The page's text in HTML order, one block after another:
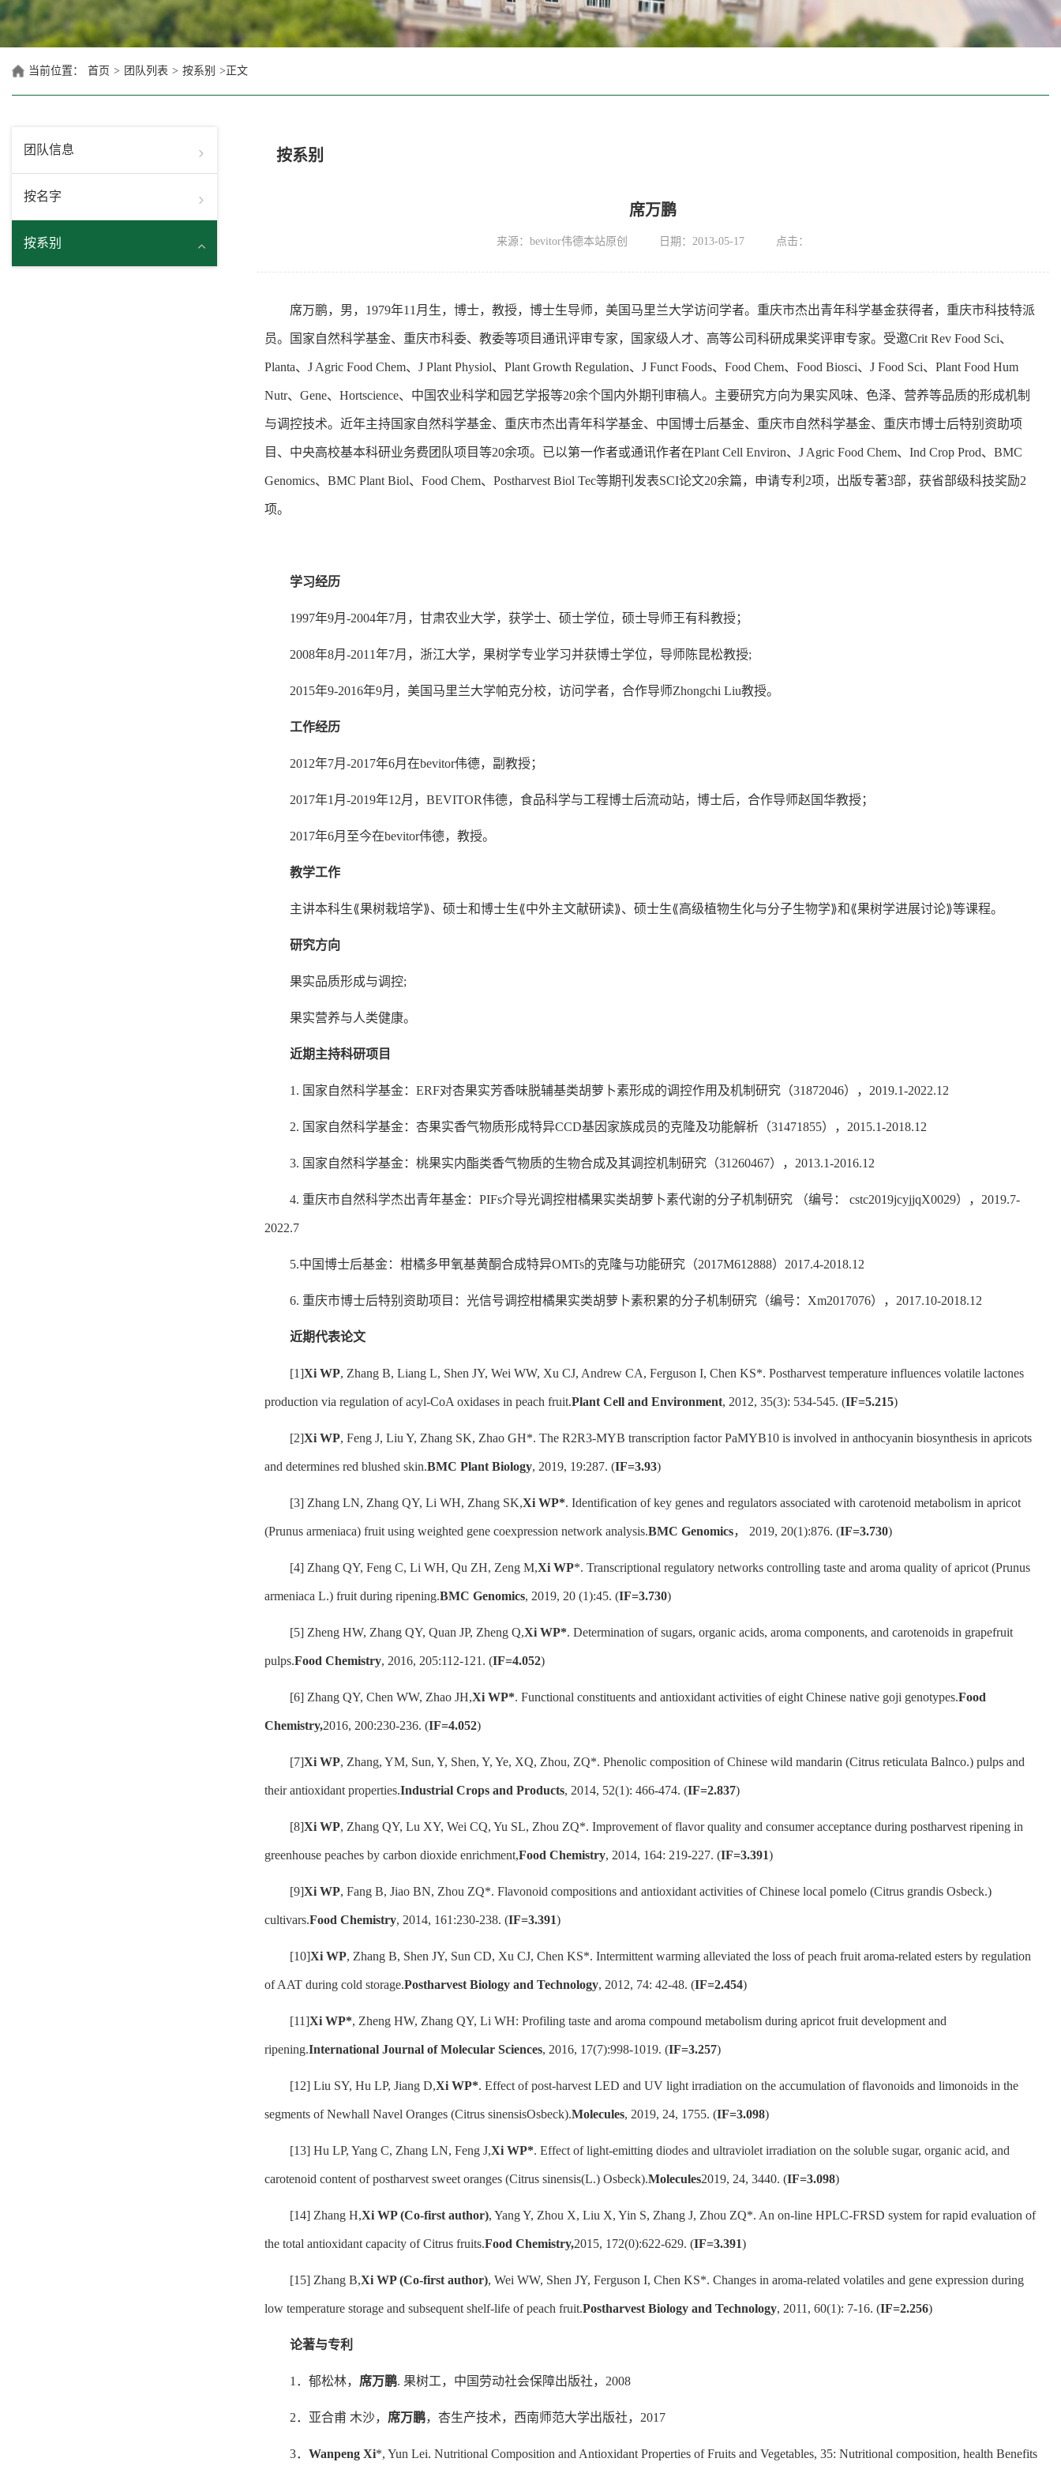
当前位置： 首页 > 团队列表 > 按系别 > 正文
团队信息
按名字
按系别
按系别
席万鹏
来源：bevitor伟德本站原创 日期：2013-05-17 点击：
席万鹏，男，1979年11月生，博士，教授，博士生导师，美国马里兰大学访问学者。重庆市杰出青年科学基金获得者，重庆市科技特派
员。国家自然科学基金、重庆市科委、教委等项目通讯评审专家，国家级人才、高等公司科研成果奖评审专家。受邀Crit Rev Food Sci、
Planta、J Agric Food Chem、J Plant Physiol、Plant Growth Regulation、J Funct Foods、Food Chem、Food Biosci、J Food Sci、Plant Food Hum
Nutr、Gene、Hortscience、中国农业科学和园艺学报等20余个国内外期刊审稿人。主要研究方向为果实风味、色泽、营养等品质的形成机制
与调控技术。近年主持国家自然科学基金、重庆市杰出青年科学基金、中国博士后基金、重庆市自然科学基金、重庆市博士后特别资助项
目、中央高校基本科研业务费团队项目等20余项。已以第一作者或通讯作者在Plant Cell Environ、J Agric Food Chem、Ind Crop Prod、BMC
Genomics、BMC Plant Biol、Food Chem、Postharvest Biol Tec等期刊发表SCI论文20余篇，申请专利2项，出版专著3部，获省部级科技奖励2
项。
学习经历
1997年9月-2004年7月，甘肃农业大学，获学士、硕士学位，硕士导师王有科教授；
2008年8月-2011年7月，浙江大学，果树学专业学习并获博士学位，导师陈昆松教授;
2015年9-2016年9月，美国马里兰大学帕克分校，访问学者，合作导师Zhongchi Liu教授。
工作经历
2012年7月-2017年6月在bevitor伟德，副教授；
2017年1月-2019年12月，BEVITOR伟德，食品科学与工程博士后流动站，博士后，合作导师赵国华教授；
2017年6月至今在bevitor伟德，教授。
教学工作
主讲本科生⟪果树栽培学⟫、硕士和博士生⟪中外主文献研读⟫、硕士生⟪高级植物生化与分子生物学⟫和⟪果树学进展讨论⟫等课程。
研究方向
果实品质形成与调控;
果实营养与人类健康。
近期主持科研项目
1. 国家自然科学基金：ERF对杏果实芳香味脱辅基类胡萝卜素形成的调控作用及机制研究（31872046），2019.1-2022.12
2. 国家自然科学基金：杏果实香气物质形成特异CCD基因家族成员的克隆及功能解析（31471855），2015.1-2018.12
3. 国家自然科学基金：桃果实内酯类香气物质的生物合成及其调控机制研究（31260467），2013.1-2016.12
4. 重庆市自然科学杰出青年基金：PIFs介导光调控柑橘果实类胡萝卜素代谢的分子机制研究 （编号： cstc2019jcyjjqX0029），2019.7-
2022.7
5.中国博士后基金：柑橘多甲氧基黄酮合成特异OMTs的克隆与功能研究（2017M612888）2017.4-2018.12
6. 重庆市博士后特别资助项目：光信号调控柑橘果实类胡萝卜素积累的分子机制研究（编号：Xm2017076），2017.10-2018.12
近期代表论文
[1]Xi WP, Zhang B, Liang L, Shen JY, Wei WW, Xu CJ, Andrew CA, Ferguson I, Chen KS*. Postharvest temperature influences volatile lactones
production via regulation of acyl-CoA oxidases in peach fruit.Plant Cell and Environment, 2012, 35(3): 534-545. (IF=5.215)
[2]Xi WP, Feng J, Liu Y, Zhang SK, Zhao GH*. The R2R3-MYB transcription factor PaMYB10 is involved in anthocyanin biosynthesis in apricots
and determines red blushed skin.BMC Plant Biology, 2019, 19:287. (IF=3.93)
[3] Zhang LN, Zhang QY, Li WH, Zhang SK,Xi WP*. Identification of key genes and regulators associated with carotenoid metabolism in apricot
(Prunus armeniaca) fruit using weighted gene coexpression network analysis.BMC Genomics， 2019, 20(1):876. (IF=3.730)
[4] Zhang QY, Feng C, Li WH, Qu ZH, Zeng M,Xi WP*. Transcriptional regulatory networks controlling taste and aroma quality of apricot (Prunus
armeniaca L.) fruit during ripening.BMC Genomics, 2019, 20 (1):45. (IF=3.730)
[5] Zheng HW, Zhang QY, Quan JP, Zheng Q,Xi WP*. Determination of sugars, organic acids, aroma components, and carotenoids in grapefruit
pulps.Food Chemistry, 2016, 205:112-121. (IF=4.052)
[6] Zhang QY, Chen WW, Zhao JH,Xi WP*. Functional constituents and antioxidant activities of eight Chinese native goji genotypes.Food
Chemistry,2016, 200:230-236. (IF=4.052)
[7]Xi WP, Zhang, YM, Sun, Y, Shen, Y, Ye, XQ, Zhou, ZQ*. Phenolic composition of Chinese wild mandarin (Citrus reticulata Balnco.) pulps and
their antioxidant properties.Industrial Crops and Products, 2014, 52(1): 466-474. (IF=2.837)
[8]Xi WP, Zhang QY, Lu XY, Wei CQ, Yu SL, Zhou ZQ*. Improvement of flavor quality and consumer acceptance during postharvest ripening in
greenhouse peaches by carbon dioxide enrichment,Food Chemistry, 2014, 164: 219-227. (IF=3.391)
[9]Xi WP, Fang B, Jiao BN, Zhou ZQ*. Flavonoid compositions and antioxidant activities of Chinese local pomelo (Citrus grandis Osbeck.)
cultivars.Food Chemistry, 2014, 161:230-238. (IF=3.391)
[10]Xi WP, Zhang B, Shen JY, Sun CD, Xu CJ, Chen KS*. Intermittent warming alleviated the loss of peach fruit aroma-related esters by regulation
of AAT during cold storage.Postharvest Biology and Technology, 2012, 74: 42-48. (IF=2.454)
[11]Xi WP*, Zheng HW, Zhang QY, Li WH: Profiling taste and aroma compound metabolism during apricot fruit development and
ripening.International Journal of Molecular Sciences, 2016, 17(7):998-1019. (IF=3.257)
[12] Liu SY, Hu LP, Jiang D,Xi WP*. Effect of post-harvest LED and UV light irradiation on the accumulation of flavonoids and limonoids in the
segments of Newhall Navel Oranges (Citrus sinensisOsbeck).Molecules, 2019, 24, 1755. (IF=3.098)
[13] Hu LP, Yang C, Zhang LN, Feng J,Xi WP*. Effect of light-emitting diodes and ultraviolet irradiation on the soluble sugar, organic acid, and
carotenoid content of postharvest sweet oranges (Citrus sinensis(L.) Osbeck).Molecules2019, 24, 3440. (IF=3.098)
[14] Zhang H,Xi WP (Co-first author), Yang Y, Zhou X, Liu X, Yin S, Zhang J, Zhou ZQ*. An on-line HPLC-FRSD system for rapid evaluation of
the total antioxidant capacity of Citrus fruits.Food Chemistry,2015, 172(0):622-629. (IF=3.391)
[15] Zhang B,Xi WP (Co-first author), Wei WW, Shen JY, Ferguson I, Chen KS*. Changes in aroma-related volatiles and gene expression during
low temperature storage and subsequent shelf-life of peach fruit.Postharvest Biology and Technology, 2011, 60(1): 7-16. (IF=2.256)
论著与专利
1．郁松林， 席万鹏. 果树工，中国劳动社会保障出版社，2008
2．亚合甫 木沙， 席万鹏，杏生产技术，西南师范大学出版社，2017
3． Wanpeng Xi*, Yun Lei. Nutritional Composition and Antioxidant Properties of Fruits and Vegetables, 35: Nutritional composition, health Benefits